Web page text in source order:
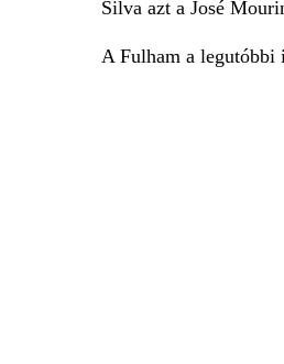
Silva azt a José
A Fulham a legutóbbi